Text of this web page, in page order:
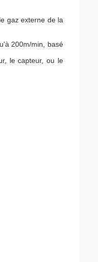
gaz externe de la
200m/min, basé
le capteur, ou le